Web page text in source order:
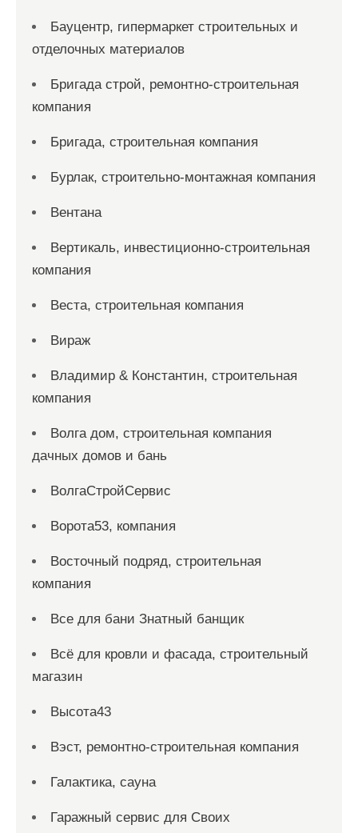
Бауцентр, гипермаркет строительных и
отделочных материалов
Бригада строй, ремонтно-строительная
компания
Бригада, строительная компания
Бурлак, строительно-монтажная компания
Вентана
Вертикаль, инвестиционно-строительная
компания
Веста, строительная компания
Вираж
Владимир & Константин, строительная
компания
Волга дом, строительная компания
дачных домов и бань
ВолгаСтройСервис
Ворота53, компания
Восточный подряд, строительная
компания
Все для бани Знатный банщик
Всё для кровли и фасада, строительный
магазин
Высота43
Вэст, ремонтно-строительная компания
Галактика, сауна
Гаражный сервис для Своих